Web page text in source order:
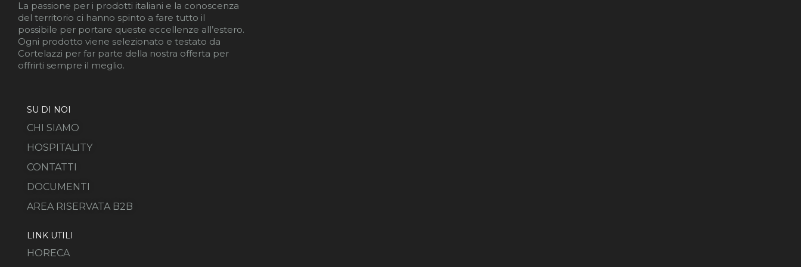
La passione per i prodotti italiani e la conoscenza
del territorio ci hanno spinto a fare tutto il
possibile per portare queste eccellenze all’estero.
Ogni prodotto viene selezionato e testato da
Cortelazzi per far parte della nostra offerta per
offrirti sempre il meglio.
SU DI NOI
CHI SIAMO
HOSPITALITY
CONTATTI
DOCUMENTI
AREA RISERVATA B2B
LINK UTILI
HORECA